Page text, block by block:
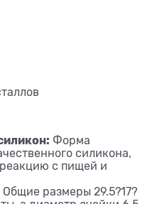
Форма
силикона,
с пищей и
Общие размеры 29.5?17?